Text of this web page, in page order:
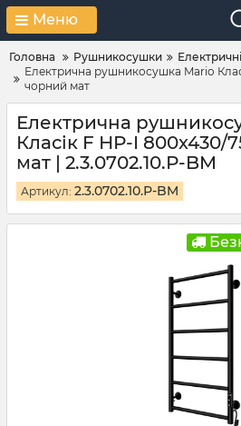
Меню
Головна Рушникосушки
Електрична рушникосушка Mario
чорний мат
Електрична
Класік F НР-I 800х430/
мат | 2.3.0702.10.Р-BM
Артикул: 2.3.0702.10.Р-BM